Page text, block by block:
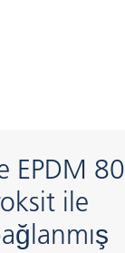
EPDM 80
ile